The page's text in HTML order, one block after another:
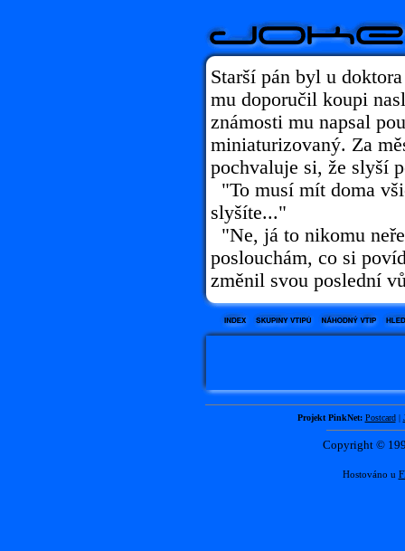
Starší pán byl u
mu doporučil koupi
známosti mu napsal
miniaturizovaný. Za
pochvaluje si, že slyší
"To musí mít doma
slyšíte..."
"Ne, já to nikomu
poslouchám, co si
změnil svou poslední
Projekt PinkNet: Postcard|
Copyright ©
Hostováno u